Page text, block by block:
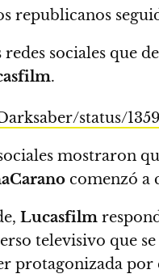
republicanos
redes sociales que
.
status/
mostraron
comenzó a
Lucasfilm
televisivo que
protagonizada por